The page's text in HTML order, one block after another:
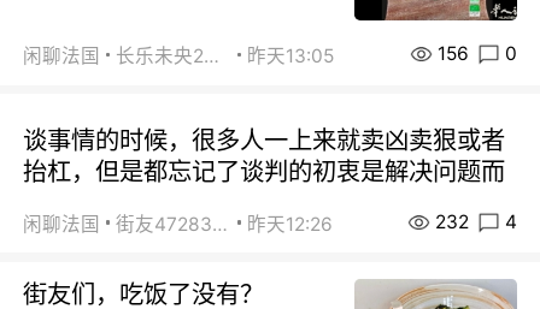
闲聊法国 长乐未央2015 昨天13:05 156 0
谈事情的时候，很多人一上来就卖凶卖狠或者
抬杠，但是都忘记了谈判的初衷是解决问题而
闲聊法国 街友472838572 昨天12:26 232 4
街友们，吃饭了没有？